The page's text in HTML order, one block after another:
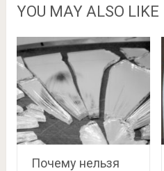
YOU MAY ALSO LIKE
Почему нельзя